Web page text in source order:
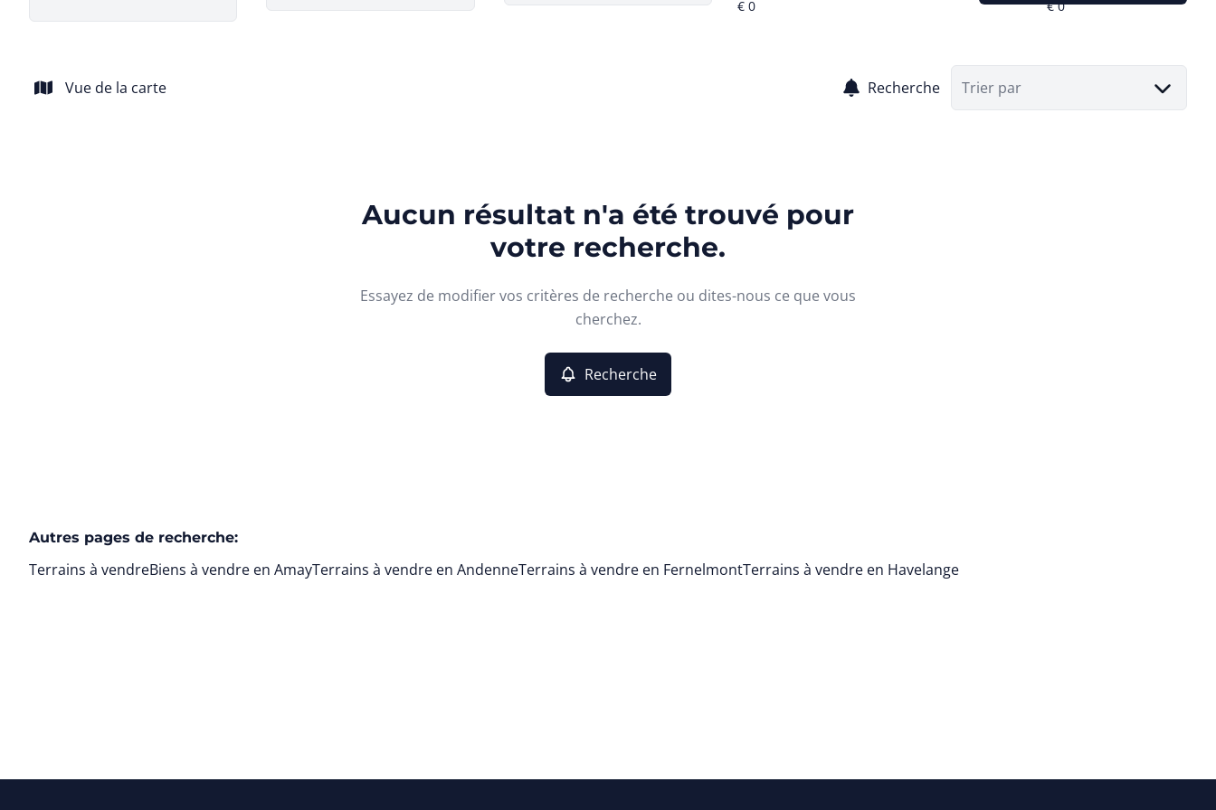
Vue de la carte Recherche Trier par
Aucun résultat n'a été trouvé pour
votre recherche.
Essayez de modifier vos critères de recherche ou dites-nous ce que vous
cherchez.
Recherche
Autres pages de recherche:
Terrains à vendreBiens à vendre en AmayTerrains à vendre en AndenneTerrains à vendre en FernelmontTerrains à vendre en Havelange